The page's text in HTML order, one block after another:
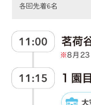
各回先着6名